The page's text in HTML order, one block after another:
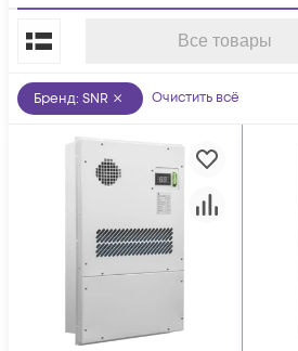
Все товары
По популярности
Бренд: SNR Очистить всё